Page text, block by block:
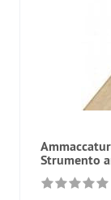
Strumento